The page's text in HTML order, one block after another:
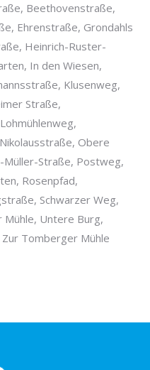
Beethovenstraße,
Ehrenstraße, Grondahls
Heinrich-Ruster-
In den Wiesen,
Klusenweg,
Straße,
Obere
Straße, Postweg,
Rosenpfad,
Schwarzer Weg,
Untere Burg,
Tomberger Mühle